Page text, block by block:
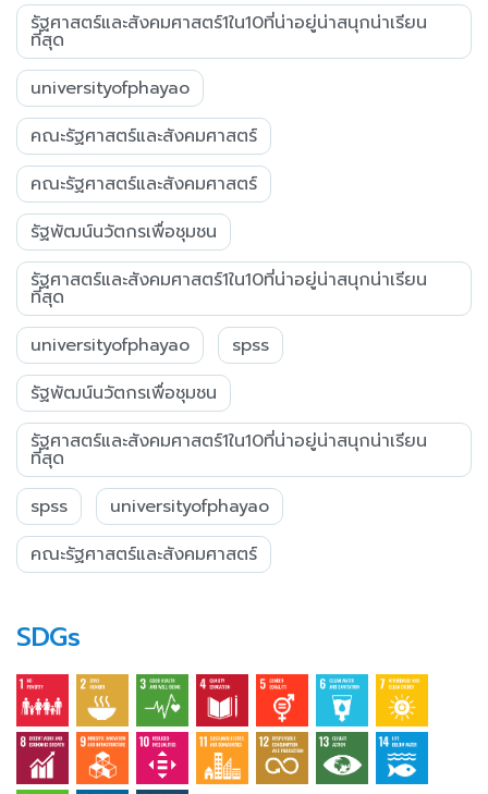
รัฐศาสตร์และสังคมศาสตร์1ใน10ที่น่าอยู่น่าสนุกน่าเรียน
ที่สุด
universityofphayao
คณะรัฐศาสตร์และสังคมศาสตร์
คณะรัฐศาสตร์และสังคมศาสตร์
รัฐพัฒน์นวัตกรเพื่อชุมชน
รัฐศาสตร์และสังคมศาสตร์1ใน10ที่น่าอยู่น่าสนุกน่าเรียน
ที่สุด
universityofphayao
spss
รัฐพัฒน์นวัตกรเพื่อชุมชน
รัฐศาสตร์และสังคมศาสตร์1ใน10ที่น่าอยู่น่าสนุกน่าเรียน
ที่สุด
spss
universityofphayao
คณะรัฐศาสตร์และสังคมศาสตร์
SDGs